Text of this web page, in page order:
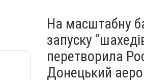
На масштабну
запуску
перетворила
Донецький